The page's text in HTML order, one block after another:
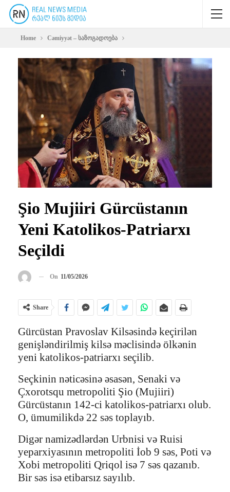
Home Cəmiyyət – საზოგადოება
Şio Mujiiri Gürcüstanın
Yeni Katolikos-Patriarxı
Seçildi
On 11/05/2026
Share
Gürcüstan Pravoslav Kilsəsində keçirilən
genişləndirilmiş kilsə məclisində ölkənin
yeni katolikos-patriarxı seçilib.
Seçkinin nəticəsinə əsasən, Senaki və
Çxorotsqu metropoliti Şio (Mujiiri)
Gürcüstanın 142-ci katolikos-patriarxı olub.
O, ümumilikdə 22 səs toplayıb.
Digər namizədlərdən Urbnisi və Ruisi
yeparxiyasının metropoliti İob 9 səs, Poti və
Xobi metropoliti Qriqol isə 7 səs qazanıb.
Bir səs isə etibarsız sayılıb.